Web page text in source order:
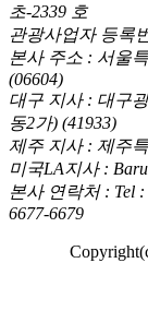
초-2339 호
관광사업자 등록
본사 주소 : 서울
(06604)
대구 지사 : 대구
동2가) (41933)
제주 지사 : 제주
미국LA지사 :
본사 연락처 : Tel
6677-6679